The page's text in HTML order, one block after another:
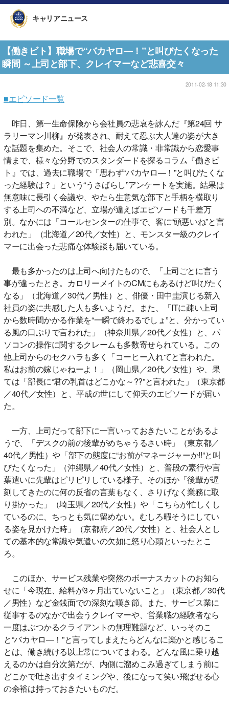
キャリアニュース
【働きビト】職場で“バカヤロ―！”と叫びたくなった
瞬間 ～上司と部下、クレイマーなど悲喜交々
2011-02-18 11:30
■エピソード一覧
昨日、第一生命保険から会社員の悲哀を詠んだ『第24回 サ
ラリーマン川柳』が発表され、耐えて忍ぶ大人達の姿が大き
な話題を集めた。そこで、社会人の常識・非常識から恋愛事
情まで、様々な分野でのスタンダードを探るコラム『働きビ
ト』では、過去に職場で「思わず“バカヤロ―！”と叫びたくな
った経験は？」という“うさばらし”アンケートを実施。結果は
無意味に長引く会議や、やたら生意気な部下と手柄を横取り
する上司への不満など、立場が違えばエピソードも千差万
別。なかには「コールセンターの仕事で、客に“頭悪いね”と言
われた」（北海道／20代／女性）と、モンスター級のクレイ
マーに出会った悲痛な体験談も届いている。
最も多かったのは上司へ向けたもので、「上司ごとに言う
事が違ったとき。カロリーメイトのCMにもあるけど叫びたく
なる」（北海道／30代／男性）と、俳優・田中圭演じる新入
社員の姿に共感した人も多いようだ。また、「ITに疎い上司
から数時間かかる作業を“一瞬で終わるでしょ”と、分かってい
る風の口ぶりで言われた」（神奈川県／20代／女性）と、パ
ソコンの操作に関するクレームも多数寄せられている。この
他上司からのセクハラも多く「コーヒー入れてと言われた。
私はお前の嫁じゃねーよ！」（岡山県／20代／女性）や、果
ては「部長に“君の乳首はどこかな～??”と言われた」（東京都
／40代／女性）と、平成の世にして仰天のエピソードが届い
た。
一方、上司だって部下に一言いっておきたいことがあるよ
うで、「デスクの前の後輩がめちゃうるさい時」（東京都／
40代／男性）や「部下の態度に“お前がマネージャーか!!”と叫
びたくなった」（沖縄県／40代／女性）と、普段の素行や言
葉遣いに先輩はピリピリしている様子。そのほか「後輩が遅
刻してきたのに何の反省の言葉もなく、さりげなく業務に取
り掛かった」（埼玉県／20代／女性）や「こちらが忙しくし
ているのに、ちっとも気に留めない。むしろ暇そうにしてい
る姿を見かけた時」（京都府／20代／女性）と、社会人とし
ての基本的な常識や気遣いの欠如に怒り心頭といったとこ
ろ。
このほか、サービス残業や突然のボーナスカットのお知ら
せに「今現在、給料が3ヶ月出ていないこと」（東京都／30代
／男性）など金銭面での深刻な嘆き節。また、サービス業に
従事するのなかで出会うクレイマーや、営業職の経験者なら
一度はぶつかるクライアントの無理難題など、いっそのこ
と“バカヤロ―！”と言ってしまえたらどんなに楽かと感じるこ
とは、働き続ける以上常についてまわる。どんな風に乗り越
えるのかは自分次第だが、内側に溜めこみ過ぎてしまう前に
どこかで吐き出すタイミングや、後になって笑い飛ばせる心
の余裕は持っておきたいものだ。